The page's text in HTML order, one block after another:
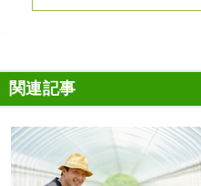
関連記事